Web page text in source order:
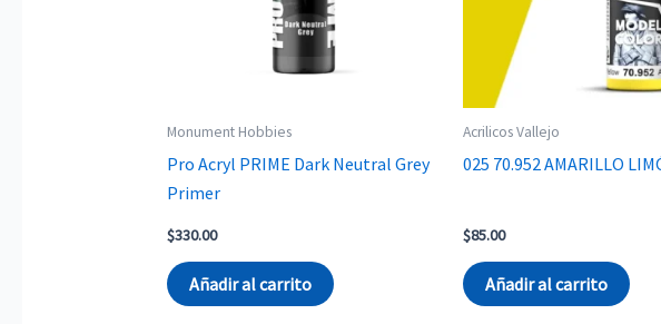
Monument Hobbies
Pro Acryl PRIME Dark Neutral Grey
Primer
$330.00
Añadir al carrito
Acrilicos Vallejo
025 70.952 AMARILLO
$85.00
Añadir al carrito